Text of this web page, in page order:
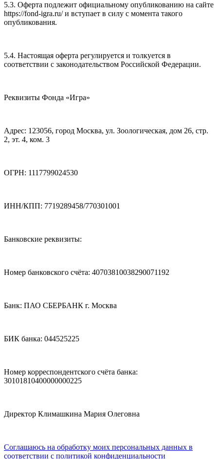
5.3. Оферта подлежит официальному опубликованию на сайте
https://fond-igra.ru/ и вступает в силу с момента такого
опубликования.
5.4. Настоящая оферта регулируется и толкуется в
соответствии с законодательством Российской Федерации.
Реквизиты Фонда «Игра»
Адрес: 123056, город Москва, ул. Зоологическая, дом 26, стр.
2, эт. 4, ком. 3
ОГРН: 1117799024530
ИНН/КПП: 7719289458/770301001
Банковские реквизиты:
Номер банковского счёта: 40703810038290071192
Банк: ПАО СБЕРБАНК г. Москва
БИК банка: 044525225
Номер корреспондентского счёта банка:
30101810400000000225
Директор Климашкина Мария Олеговна
Соглашаюсь на обработку моих персональных данных в
соответствии с политикой конфиденциальности